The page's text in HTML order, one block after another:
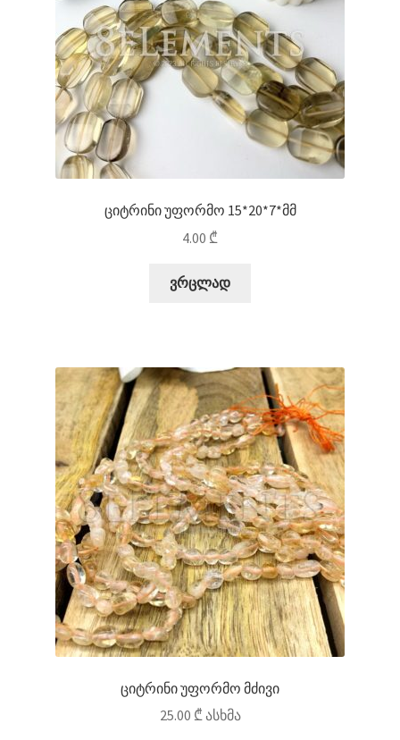
ციტრინი უფორმო 15*20*7*მმ
4.00 ₾
ვრცლად
ციტრინი უფორმო მძივი
25.00 ₾ასხმა